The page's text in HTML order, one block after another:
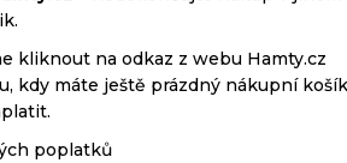
kliknout na odkaz z webu Hamty.cz
kdy máte ještě prázdný nákupní
poplatků